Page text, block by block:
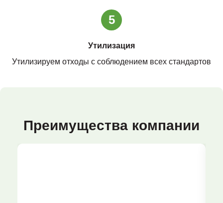
5
Утилизация
Утилизируем отходы с соблюдением всех стандартов
Преимущества компании